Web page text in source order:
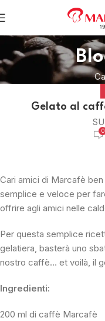
Gelato al
0
Cari amici di Marcafè
semplice e veloce per
offrire agli amici nelle
Per questa semplice
gelatiera, basterà uno
nostro caffè… et voilà, il
Ingredienti:
200 ml di caffè Marcafè